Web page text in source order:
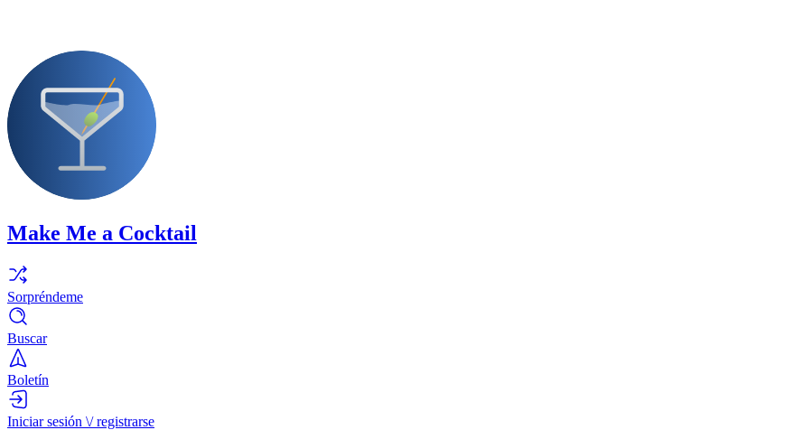
Make Me a Cocktail
Sorpréndeme
Buscar
Boletín
Iniciar sesión \/ registrarse